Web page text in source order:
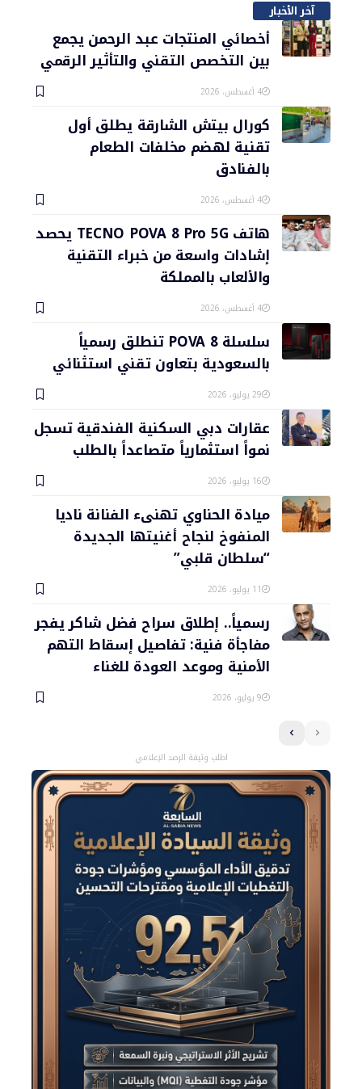
آخر الأخبار
أخصائي المنتجات عبد الرحمن يجمع
بين التخصص التقني والتأثير الرقمي
4 أغسطس، 2026
كورال بيتش الشارقة يطلق أول
تقنية لهضم مخلفات الطعام
بالفنادق
4 أغسطس، 2026
هاتف TECNO POVA 8 Pro 5G يحصد
إشادات واسعة من خبراء التقنية
والألعاب بالمملكة
4 أغسطس، 2026
سلسلة POVA 8 تنطلق رسمياً
بالسعودية بتعاون تقني استثنائي
29 يوليو، 2026
عقارات دبي السكنية الفندقية تسجل
نمواً استثمارياً متصاعداً بالطلب
16 يوليو، 2026
ميادة الحناوي تهنىء الفنانة ناديا
المنفوخ لنجاح أغنيتها الجديدة
“سلطان قلبي”
11 يوليو، 2026
رسمياً.. إطلاق سراح فضل شاكر يفجر
مفاجأة فنية: تفاصيل إسقاط التهم
الأمنية وموعد العودة للغناء
9 يوليو، 2026
اطلب وثيقة الرصد الإعلامي